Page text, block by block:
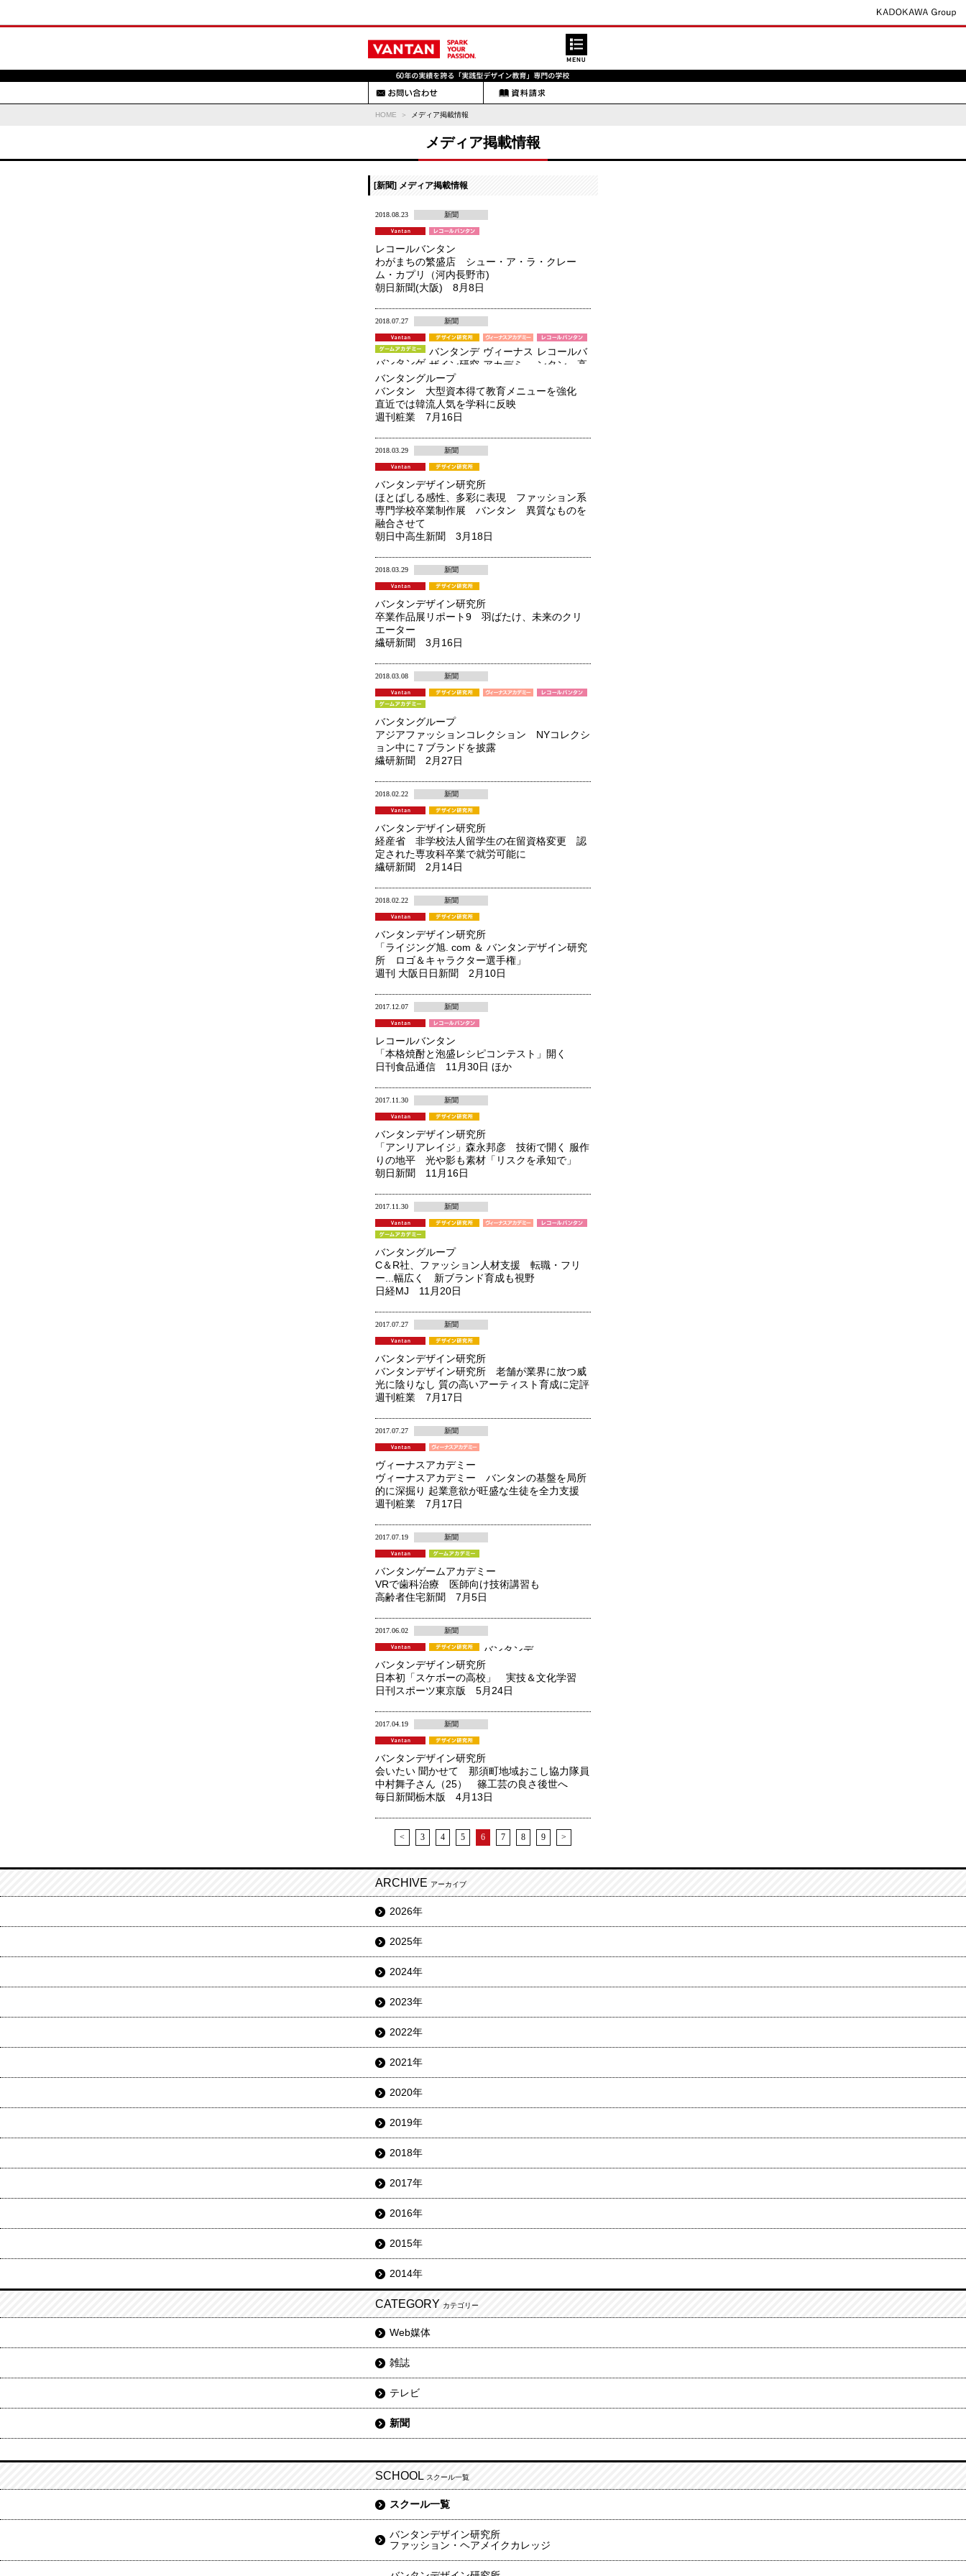
HOME メディア掲載情報
メディア掲載情報
[新聞] メディア掲載情報
2018.08.23 新聞
レコールバンタン
わがまちの繁盛店 シュー・ア・ラ・クレー
ム・カプリ（河内長野市)
朝日新聞(大阪) 8月8日
2018.07.27 新聞
バンタンデ
ザイン研究
所 高等部
ヴィーナス
アカデミ
レコールバ
ンタン 高
バンタンゲ
ームアカデ
ミー 高等
部
バンタングループ
バンタン 大型資本得て教育メニューを強化
直近では韓流人気を学科に反映
週刊粧業 7月16日
2018.03.29 新聞
バンタンデザイン研究所
ほとばしる感性、多彩に表現 ファッション系
専門学校卒業制作展 バンタン 異質なものを
融合させて
朝日中高生新聞 3月18日
2018.03.29 新聞
バンタンデザイン研究所
卒業作品展リポート9 羽ばたけ、未来のクリ
エーター
繊研新聞 3月16日
2018.03.08 新聞
バンタングループ
アジアファッションコレクション NYコレクシ
ョン中に７ブランドを披露
繊研新聞 2月27日
2018.02.22 新聞
バンタンデザイン研究所
経産省 非学校法人留学生の在留資格変更 認
定された専攻科卒業で就労可能に
繊研新聞 2月14日
2018.02.22 新聞
バンタンデザイン研究所
「ライジング旭. com ＆ バンタンデザイン研究
所 ロゴ＆キャラクター選手権」
週刊 大阪日日新聞 2月10日
2017.12.07 新聞
レコールバンタン
「本格焼酎と泡盛レシピコンテスト」開く
日刊食品通信 11月30日 ほか
2017.11.30 新聞
バンタンデザイン研究所
「アンリアレイジ」森永邦彦 技術で開く 服作
りの地平 光や影も素材「リスクを承知で」
朝日新聞 11月16日
2017.11.30 新聞
バンタングループ
C＆R社、ファッション人材支援 転職・フリ
ー...幅広く 新ブランド育成も視野
日経MJ 11月20日
2017.07.27 新聞
バンタンデザイン研究所
バンタンデザイン研究所 老舗が業界に放つ威
光に陰りなし 質の高いアーティスト育成に定評
週刊粧業 7月17日
2017.07.27 新聞
ヴィーナスアカデミー
ヴィーナスアカデミー バンタンの基盤を局所
的に深掘り 起業意欲が旺盛な生徒を全力支援
週刊粧業 7月17日
2017.07.19 新聞
バンタンゲームアカデミー
VRで歯科治療 医師向け技術講習も
高齢者住宅新聞 7月5日
2017.06.02 新聞
バンタンデ
ザイン研究
所 高等部
バンタンデザイン研究所
日本初「スケボーの高校」 実技＆文化学習
日刊スポーツ東京版 5月24日
2017.04.19 新聞
バンタンデザイン研究所
会いたい 聞かせて 那須町地域おこし協力隊員
中村舞子さん（25） 篠工芸の良さ後世へ
毎日新聞栃木版 4月13日
< 3 4 5 6 7 8 9 >
ARCHIVE アーカイブ
2026年
2025年
2024年
2023年
2022年
2021年
2020年
2019年
2018年
2017年
2016年
2015年
2014年
CATEGORY カテゴリー
Web媒体
雑誌
テレビ
新聞
SCHOOL スクール一覧
スクール一覧
バンタンデザイン研究所
ファッション・ヘアメイクカレッジ